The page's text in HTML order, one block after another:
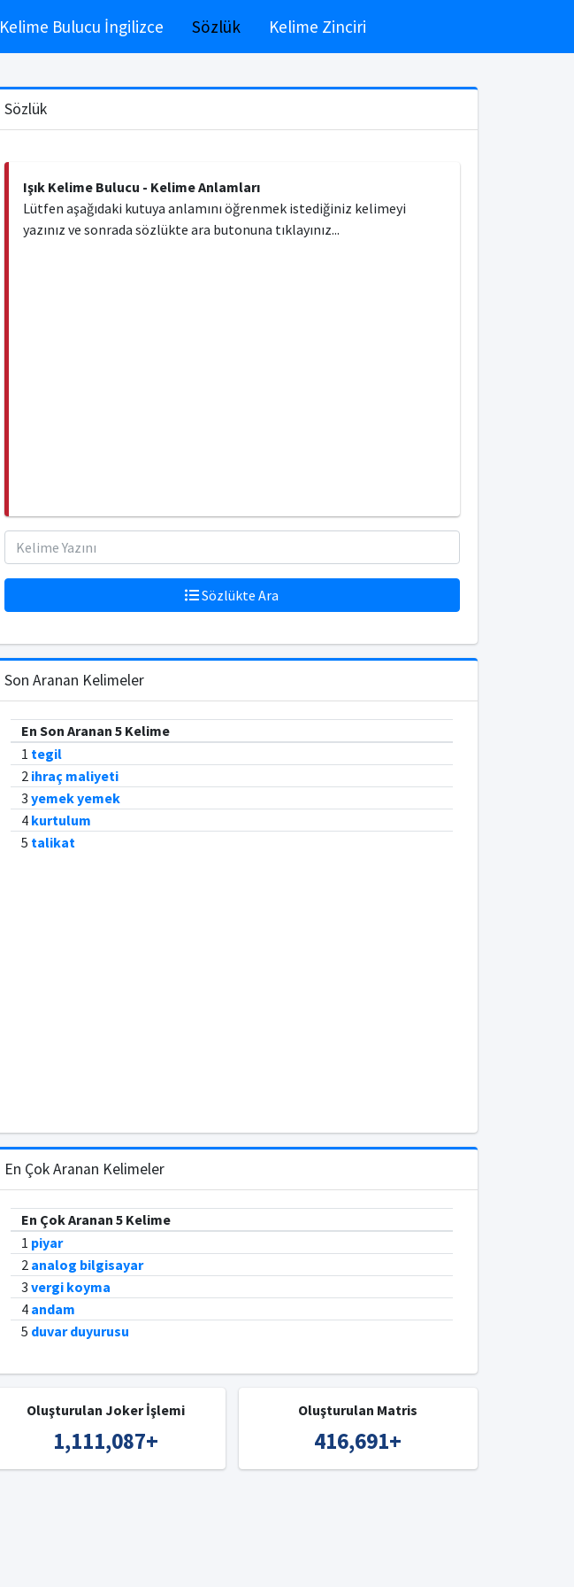
Kelime Bulucu İngilizce Sözlük Kelime Zinciri
Sözlük
Işık Kelime Bulucu - Kelime Anlamları
Lütfen aşağıdaki kutuya anlamını öğrenmek istediğiniz kelimeyi
yazınız ve sonrada sözlükte ara butonuna tıklayınız...
Sözlükte Ara
Son Aranan Kelimeler
En Son Aranan 5 Kelime
1 tegil
2 ihraç maliyeti
3 yemek yemek
4 kurtulum
5 talikat
En Çok Aranan Kelimeler
En Çok Aranan 5 Kelime
1 piyar
2 analog bilgisayar
3 vergi koyma
4 andam
5 duvar duyurusu
Oluşturulan Joker İşlemi
1,111,087+
Oluşturulan Matris
416,691+